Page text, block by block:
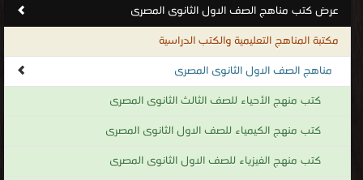
عرض كتب مناهج الصف الاول الثانوى المصرى
مكتبة المناهج التعليمية والكتب الدراسية
مناهج الصف الاول الثانوى المصرى
كتب منهج الأحياء للصف الثالث الثانوى المصرى
كتب منهج الكيمياء للصف الاول الثانوى المصرى
كتب منهج الفيزياء للصف الاول الثانوى المصرى